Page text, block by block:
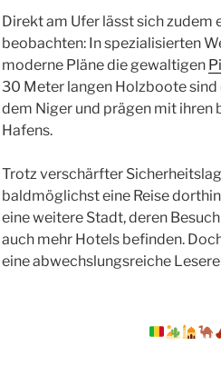
Direkt am Ufer lässt sich
beobachten: In spezialisierten
moderne Pläne die gewaltigen
30 Meter langen Holzboote
dem Niger und prägen mit ihren
Hafens.
Trotz verschärfter
baldmöglichst eine Reise
eine weitere Stadt, deren
auch mehr Hotels befinden.
eine abwechslungsreiche